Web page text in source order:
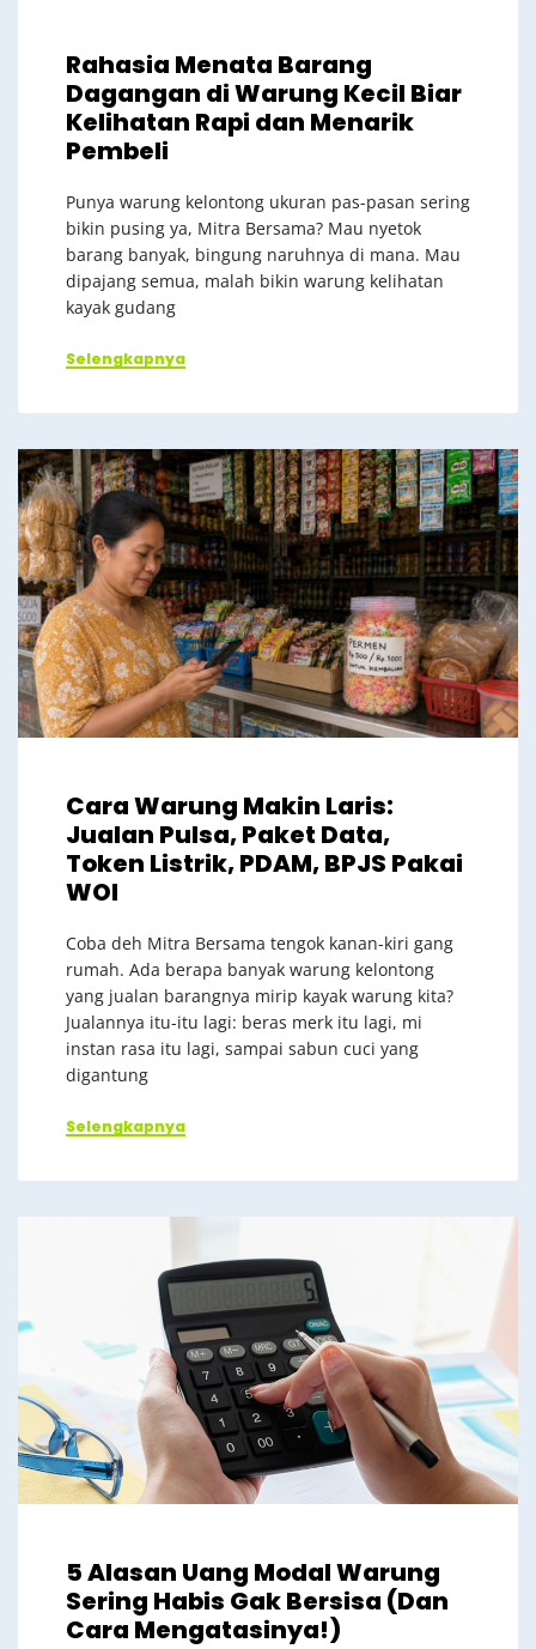
Rahasia Menata Barang
Dagangan di Warung Kecil Biar
Kelihatan Rapi dan Menarik
Pembeli
Punya warung kelontong ukuran pas-pasan sering
bikin pusing ya, Mitra Bersama? Mau nyetok
barang banyak, bingung naruhnya di mana. Mau
dipajang semua, malah bikin warung kelihatan
kayak gudang
Selengkapnya
Cara Warung Makin Laris:
Jualan Pulsa, Paket Data,
Token Listrik, PDAM, BPJS Pakai
WOI
Coba deh Mitra Bersama tengok kanan-kiri gang
rumah. Ada berapa banyak warung kelontong
yang jualan barangnya mirip kayak warung kita?
Jualannya itu-itu lagi: beras merk itu lagi, mi
instan rasa itu lagi, sampai sabun cuci yang
digantung
Selengkapnya
5 Alasan Uang Modal Warung
Sering Habis Gak Bersisa (Dan
Cara Mengatasinya!)